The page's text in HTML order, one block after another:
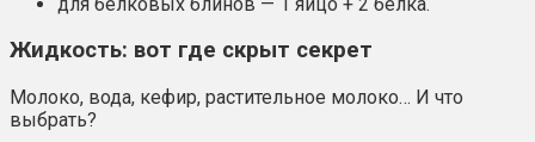
Жидкость: вот где скрыт секрет
Молоко, вода, кефир, растительное молоко… И что
выбрать?